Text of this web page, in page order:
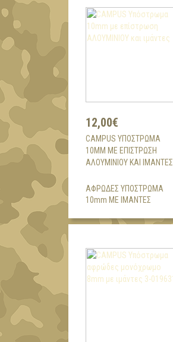
12,00€
CAMPUS ΥΠΌΣΤΡΩΜΑ
10MM ΜΕ ΕΠΊΣΤΡΩΣΗ
ΑΛΟΥΜΙΝΙΟΥ ΚΑΙ ΙΜΆΝΤΕΣ
ΑΦΡΩΔΕΣ ΥΠΟΣΤΡΩΜΑ
10mm ΜΕ ΙΜΑΝΤΕΣ